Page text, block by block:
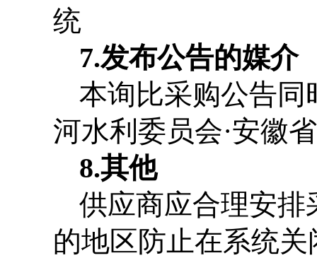
统
7.发布公告的媒介
本询比采购公告
河水利委员会·安徽
8.其他
供应商应合理安
的地区防止在系统